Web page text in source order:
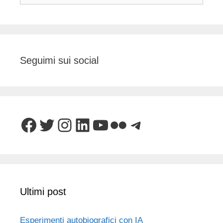
Seguimi sui social
Facebook
Twitter
Instagram
LinkedIn
YouTube
FlickrTelegram
Ultimi post
Esperimenti autobiografici con IA